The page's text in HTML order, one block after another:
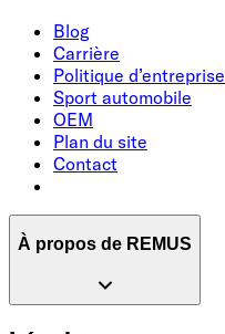
Blog
Carrière
Politique
Sport automobile
OEM
Plan du site
Contact
À propos de REMUS